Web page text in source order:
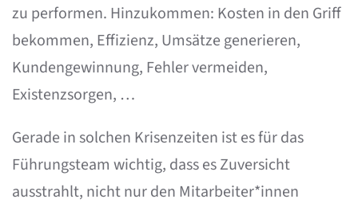
zu performen. Hinzukommen: Kosten in den Griff
bekommen, Effizienz, Umsätze generieren,
Kundengewinnung, Fehler vermeiden,
Existenzsorgen, …
Gerade in solchen Krisenzeiten ist es für das
Führungsteam wichtig, dass es Zuversicht
ausstrahlt, nicht nur den Mitarbeiter*innen